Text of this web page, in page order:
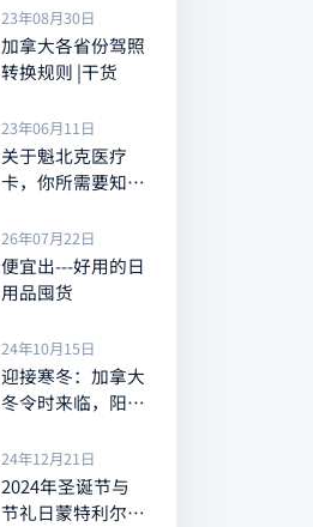
费班车，送冰棒
等，全家出游别错
过！
23年08月30日
加拿大各省份驾照
转换规则 |干货
23年06月11日
关于魁北克医疗
卡，你所需要知道
26年07月22日
便宜出---好用的日
用品囤货
24年10月15日
迎接寒冬：加拿大
冬令时来临，阳光
24年12月21日
2024年圣诞节与
节礼日蒙特利尔的